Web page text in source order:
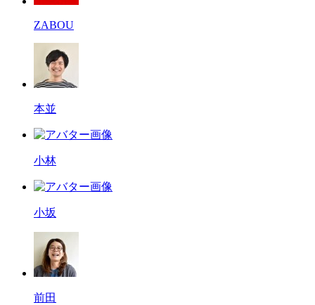
ZABOU
本並
小林
小坂
前田